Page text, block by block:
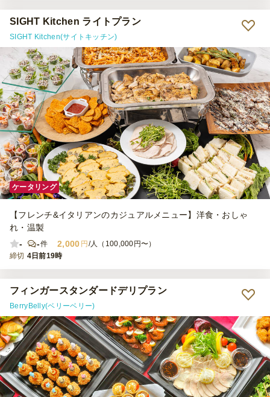
初めて依頼させていただきましたが、また機会があればお願いしたい
と思います。
SIGHT Kitchen ライトプラン
SIGHT Kitchen(サイトキッチン)
ケータリング
【フレンチ&イタリアンのカジュアルメニュー】洋食・おしゃ
れ・温製
-
-件 2,000 円 /人（100,000円〜）
締切 4日前19時
フィンガースタンダードデリプラン
BerryBelly(ベリーベリー)